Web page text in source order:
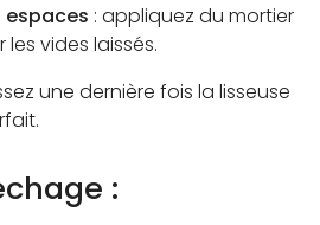
espaces : appliquez du mortier
vides laissés.
une dernière fois la lisseuse
: